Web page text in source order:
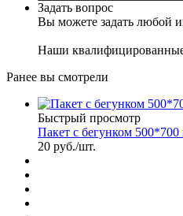
Задать вопрос
Вы можете задать любой
Наши квалифицированные
Ранее вы смотрели
Быстрый просмотр
Пакет с бегунком
20 руб./шт.